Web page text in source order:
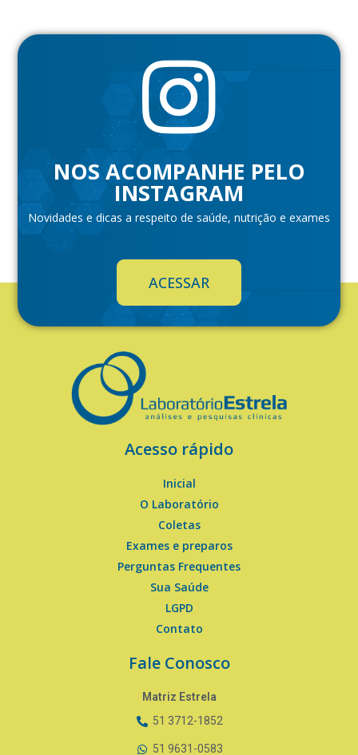
NOS ACOMPANHE PELO
INSTAGRAM
Novidades e dicas a respeito de saúde, nutrição e exames
ACESSAR
Acesso rápido
Inicial
O Laboratório
Coletas
Exames e preparos
Perguntas Frequentes
Sua Saúde
LGPD
Contato
Fale Conosco
Matriz Estrela
51 3712-1852
51 9631-0583